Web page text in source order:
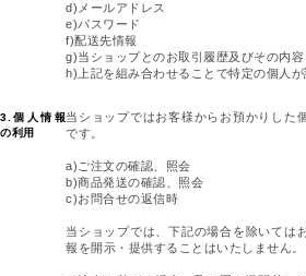
d)メールアドレス
e)パスワード
f)配送先情報
g)当ショップとのお取引履歴及びその内容
h)上記を組み合わせることで特定の個人
3.個人情報
の利用
当ショップではお客様からお預かりした
です。
a)ご注文の確認、照会
b)商品発送の確認、照会
c)お問合せの返信時
当ショップでは、下記の場合を除いては
報を開示・提供することはいたしません。